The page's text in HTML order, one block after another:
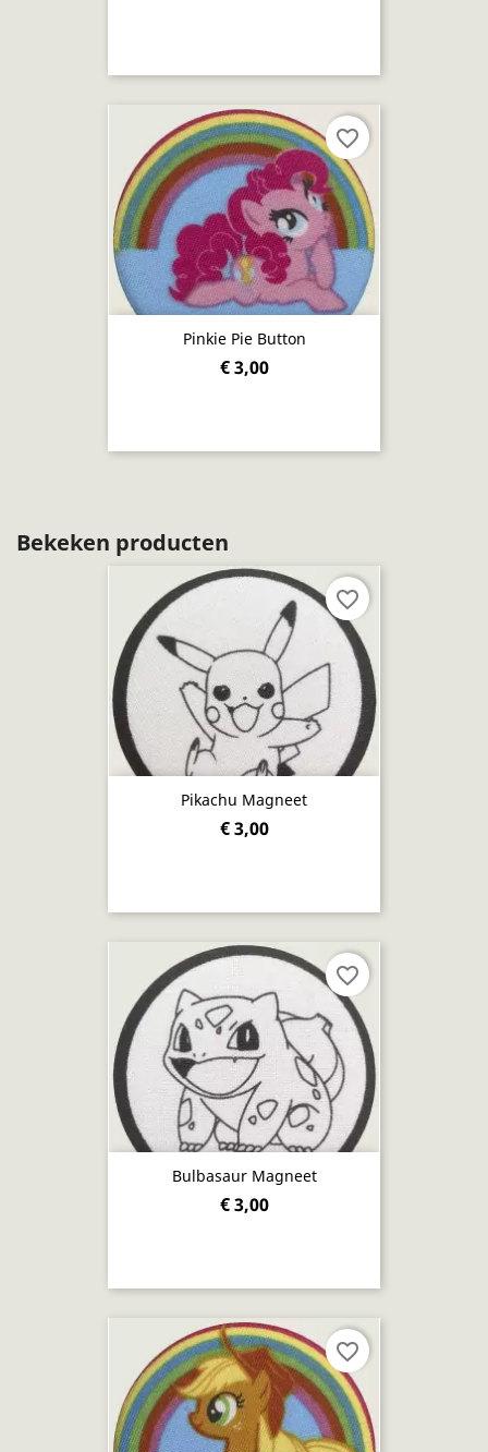
Pinkie Pie Button
€ 3,00
favorite_border
Bekeken producten
Pikachu Magneet
€ 3,00
favorite_border
Bulbasaur Magneet
€ 3,00
favorite_border
favorite_border